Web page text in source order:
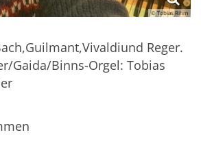
© Tobias Rihm
Reger.
Gaida/Binns-Orgel: Tobias